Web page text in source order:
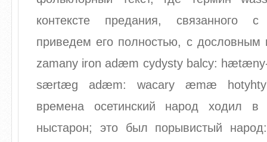
контексте предания, связанного
приведем его полностью, с дословным
zamany iron adæm cydysty balcy:
særtæg adæm: wacary æmæ
времена осетинский народ ходил
ныстарон; это был порывистый